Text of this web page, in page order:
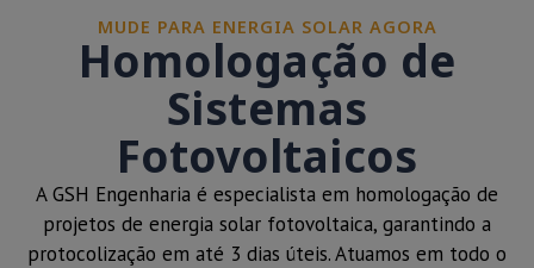
MUDE PARA ENERGIA SOLAR AGORA
Homologação de
Sistemas
Fotovoltaicos
A GSH Engenharia é especialista em homologação de
projetos de energia solar fotovoltaica, garantindo a
protocolização em até 3 dias úteis. Atuamos em todo o